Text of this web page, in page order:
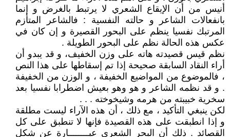
أنيس من أن الإيقاع الشعري لا يرتبط بالغرض و إنما
بانفعالات الشاعر و حالته النفسية : فالشاعر المتأزم
المرتبك نفسيا ينظم على البحور القصيرة و إن كان في
عكس هذه الحالة نظم على البحور الطويلة .
نظم قيس قصيدته هاته على وزن الخفيف، و قد يبدو أن
أراء النقاد السابقة صحيحة إذا تم إسقاطها على هذا النص
، فالموضوع من المواضيع الخفيفة ، و الوزن من الخفيفة
. و قد نظمه الشاعر و هو وهو بعيش اضطرابا نفسيا بعد
سخرية خبيبته من هرمه وشيخوخته . . .
لكن ينبغي التأكيد ، مع ذلك ، أن هذه الآراء ليست مطلقة
و إذا انطبقت على هذه القصيدة فإنها لا تنطبق على كل
القصائد . ذلك أن البحر الشعري عبــــــــارة عن شكل